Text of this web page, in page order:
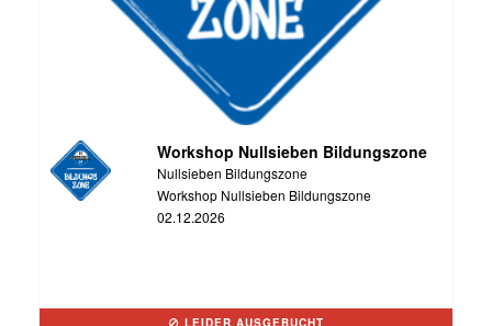
Workshop Nullsieben Bildungszone
Nullsieben Bildungszone
Workshop Nullsieben Bildungszone
02.12.2026